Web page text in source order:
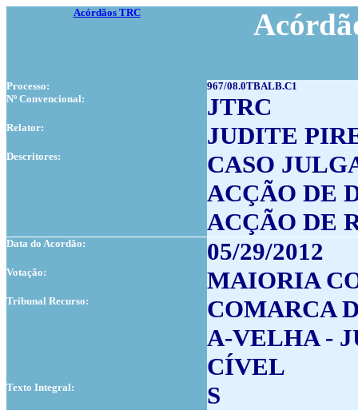
Acórdãos TRC
Processo:
967/08.0TBALB.C1
Nº Convencional:
JTRC
Relator: JUDITE
Descritores:
CASO
ACÇÃO DE
ACÇÃO DE
Data do Acordão: 05/29/2012
Votação: MAIORIA
Tribunal Recurso:
COMARCA
A-VELHA -
CÍVEL
Texto Integral: S